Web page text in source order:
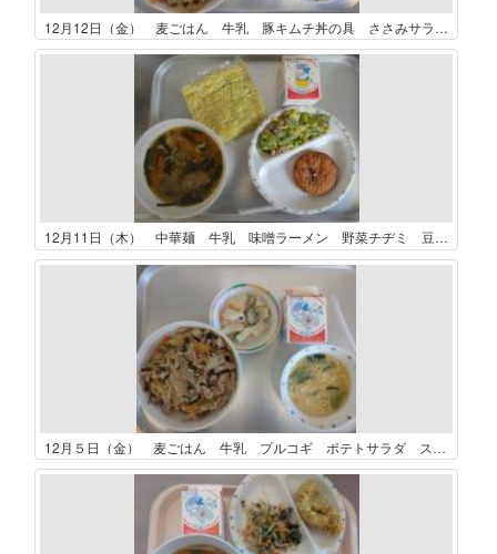
12月12日（金） 麦ごはん 牛乳 豚キムチ丼の具 ささみサラダ 玉葱ときのこのみそ汁
12月11日（木） 中華麺 牛乳 味噌ラーメン 野菜チヂミ 豆ツナサラダ
12月５日（金） 麦ごはん 牛乳 プルコギ ポテトサラダ スーミータン